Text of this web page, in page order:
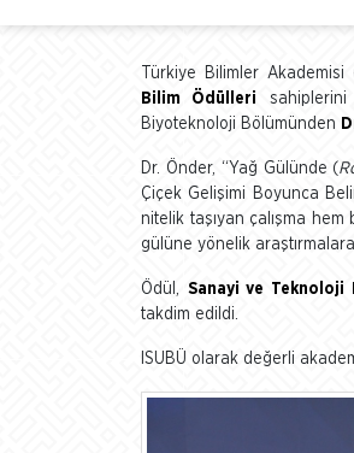
Türkiye Bilimler
Bilim Ödülleri sahiplerini
Biyoteknoloji Bölümünden
Dr. Önder, “Yağ Gülünde (
Çiçek Gelişimi Boyunca
nitelik taşıyan çalışma
gülüne yönelik
Ödül, Sanayi ve Teknoloji
takdim edildi.
ISUBÜ olarak değerli